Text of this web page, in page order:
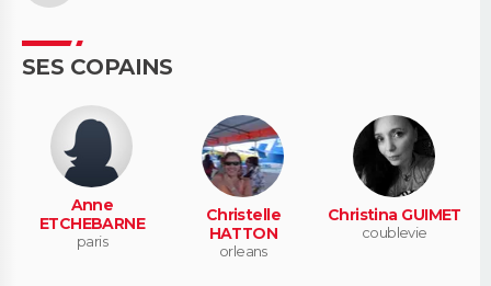
SES COPAINS
Anne
ETCHEBARNE
paris
Christelle
HATTON
orleans
Christina GUIMET
coublevie